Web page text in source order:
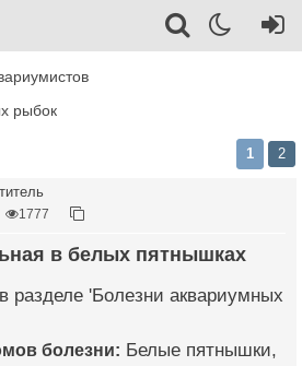
рыбок
1 2
1777
в белых пятнышках
разделе 'Болезни аквариумных
болезни: Белые пятнышки,